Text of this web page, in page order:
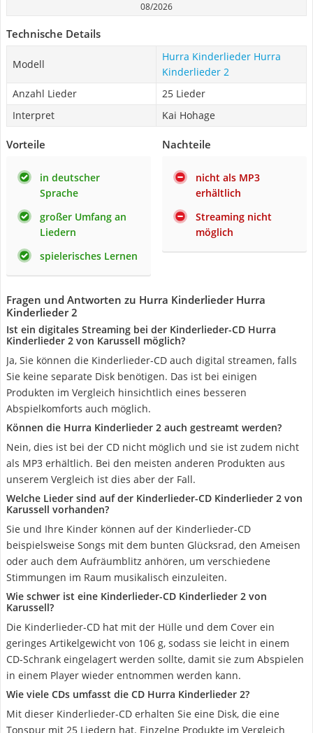
08/2026
Technische Details
Modell
Hurra Kinderlieder Hurra
Kinderlieder 2
Anzahl Lieder
25 Lieder
Interpret
Kai Hohage
Vorteile
in deutscher
Sprache
großer Umfang an
Liedern
spielerisches Lernen
Nachteile
nicht als MP3
erhältlich
Streaming nicht
möglich
Fragen und Antworten zu Hurra Kinderlieder Hurra
Kinderlieder 2
Ist ein digitales Streaming bei der Kinderlieder-CD Hurra
Kinderlieder 2 von Karussell möglich?
Ja, Sie können die Kinderlieder-CD auch digital streamen, falls
Sie keine separate Disk benötigen. Das ist bei einigen
Produkten im Vergleich hinsichtlich eines besseren
Abspielkomforts auch möglich.
Können die Hurra Kinderlieder 2 auch gestreamt werden?
Nein, dies ist bei der CD nicht möglich und sie ist zudem nicht
als MP3 erhältlich. Bei den meisten anderen Produkten aus
unserem Vergleich ist dies aber der Fall.
Welche Lieder sind auf der Kinderlieder-CD Kinderlieder 2 von
Karussell vorhanden?
Sie und Ihre Kinder können auf der Kinderlieder-CD
beispielsweise Songs mit dem bunten Glücksrad, den Ameisen
oder auch dem Aufräumblitz anhören, um verschiedene
Stimmungen im Raum musikalisch einzuleiten.
Wie schwer ist eine Kinderlieder-CD Kinderlieder 2 von
Karussell?
Die Kinderlieder-CD hat mit der Hülle und dem Cover ein
geringes Artikelgewicht von 106 g, sodass sie leicht in einem
CD-Schrank eingelagert werden sollte, damit sie zum Abspielen
in einem Player wieder entnommen werden kann.
Wie viele CDs umfasst die CD Hurra Kinderlieder 2?
Mit dieser Kinderlieder-CD erhalten Sie eine Disk, die eine
Tonspur mit 25 Liedern hat. Einzelne Produkte im Vergleich